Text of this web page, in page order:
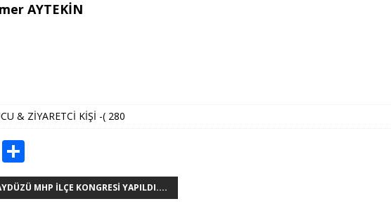
AYTEKİN
& ZİYARETCİ KİŞİ -( 280
T
h
arMHP İLÇE KONGRESI YAPILDI....